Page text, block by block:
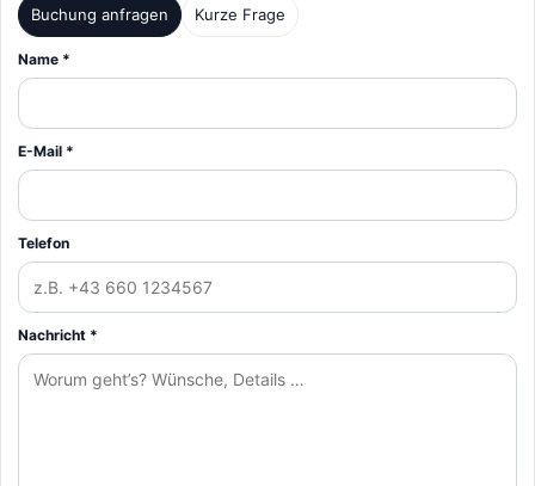
Buchung anfragen Kurze Frage
Name *
E-Mail *
Telefon
Nachricht *